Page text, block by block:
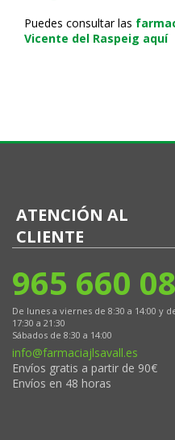
Puedes consultar las
Vicente del Raspeig aquí
ATENCIÓN AL
CLIENTE
965 660
De lunes a viernes de 8:30 a 14:00 y
17:30 a 21:30
Sábados de 8:30 a 14:00
info@farmaciajlsavall.es
Envíos gratis a partir de 90€
Envíos en 48 horas